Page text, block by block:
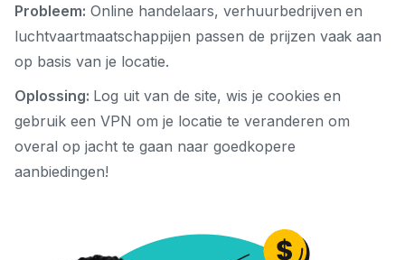
Probleem: Online handelaars, verhuurbedrijven en
luchtvaartmaatschappijen passen de prijzen vaak aan
op basis van je locatie.
Oplossing: Log uit van de site, wis je cookies en
gebruik een VPN om je locatie te veranderen om
overal op jacht te gaan naar goedkopere
aanbiedingen!